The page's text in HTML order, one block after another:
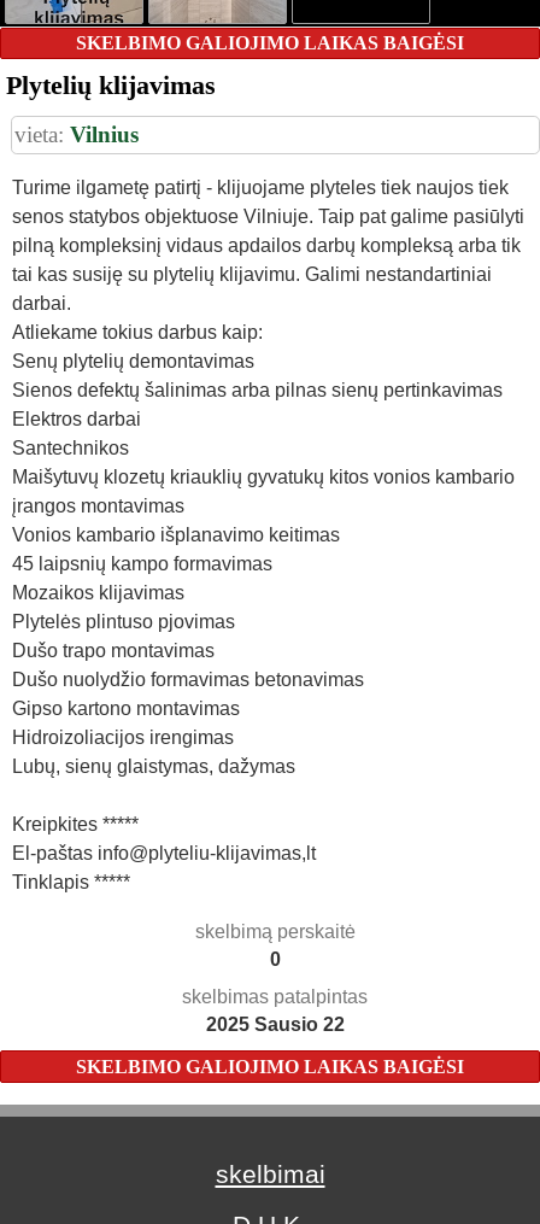
SKELBIMO GALIOJIMO LAIKAS BAIGĖSI
Plytelių klijavimas
vieta: Vilnius
Turime ilgametę patirtį - klijuojame plyteles tiek naujos tiek
senos statybos objektuose Vilniuje. Taip pat galime pasiūlyti
pilną kompleksinį vidaus apdailos darbų kompleksą arba tik
tai kas susiję su plytelių klijavimu. Galimi nestandartiniai
darbai.
Atliekame tokius darbus kaip:
Senų plytelių demontavimas
Sienos defektų šalinimas arba pilnas sienų pertinkavimas
Elektros darbai
Santechnikos
Maišytuvų klozetų kriauklių gyvatukų kitos vonios kambario
įrangos montavimas
Vonios kambario išplanavimo keitimas
45 laipsnių kampo formavimas
Mozaikos klijavimas
Plytelės plintuso pjovimas
Dušo trapo montavimas
Dušo nuolydžio formavimas betonavimas
Gipso kartono montavimas
Hidroizoliacijos irengimas
Lubų, sienų glaistymas, dažymas
Kreipkites *****
El-paštas info@plyteliu-klijavimas,lt
Tinklapis *****
skelbimą perskaitė
0
skelbimas patalpintas
2025 Sausio 22
SKELBIMO GALIOJIMO LAIKAS BAIGĖSI
skelbimai